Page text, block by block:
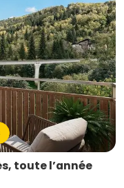
toute l’année